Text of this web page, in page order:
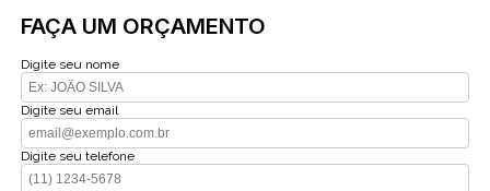
FAÇA UM ORÇAMENTO
Digite seu nome
Digite seu email
Digite seu telefone